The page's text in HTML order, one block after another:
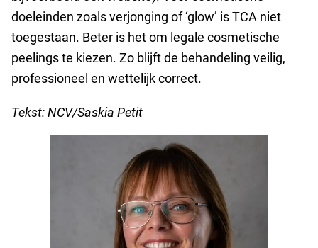
doeleinden zoals verjonging of ‘glow’ is TCA niet
toegestaan. Beter is het om legale cosmetische
peelings te kiezen. Zo blijft de behandeling veilig,
professioneel en wettelijk correct.
Tekst: NCV/Saskia Petit